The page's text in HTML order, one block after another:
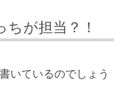
が担当？！
いているのでしょう